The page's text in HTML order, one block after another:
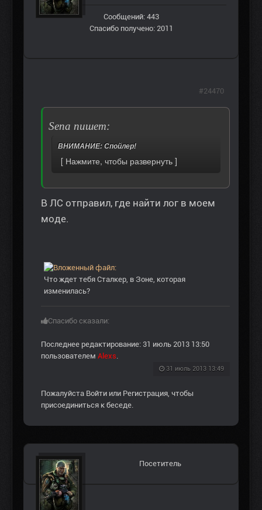
Сообщений: 443
Спасибо получено: 2011
Sena пишет:
ВНИМАНИЕ: Спойлер!
В ЛС отправил, где найти лог в моем
моде.
Что ждет тебя Сталкер, в Зоне, которая
изменилась?
Спасибо сказали:
Последнее редактирование: 31 июль 2013 13:50
пользователем Alexs.
31 июль 2013 13:49
#24470
Пожалуйста Войти или Регистрация, чтобы
присоединиться к беседе.
Посетитель